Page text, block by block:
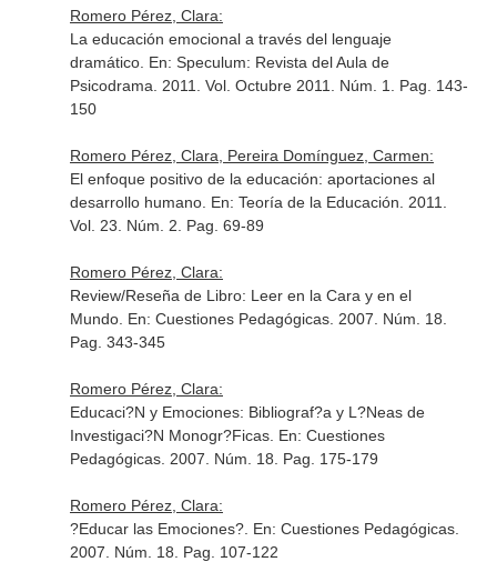
Romero Pérez, Clara:
La educación emocional a través del lenguaje
dramático. En: Speculum: Revista del Aula de
Psicodrama . 2011. Vol. Octubre 2011. Núm. 1. Pag. 143-
150
Romero Pérez, Clara, Pereira Domínguez, Carmen:
El enfoque positivo de la educación: aportaciones al
desarrollo humano. En: Teoría de la Educación . 2011.
Vol. 23. Núm. 2. Pag. 69-89
Romero Pérez, Clara:
Review/Reseña de Libro: Leer en la Cara y en el
Mundo. En: Cuestiones Pedagógicas. 2007. Núm. 18.
Pag. 343-345
Romero Pérez, Clara:
Educaci?N y Emociones: Bibliograf?a y L?Neas de
Investigaci?N Monogr?Ficas. En: Cuestiones
Pedagógicas. 2007. Núm. 18. Pag. 175-179
Romero Pérez, Clara:
?Educar las Emociones?. En: Cuestiones Pedagógicas.
2007. Núm. 18. Pag. 107-122